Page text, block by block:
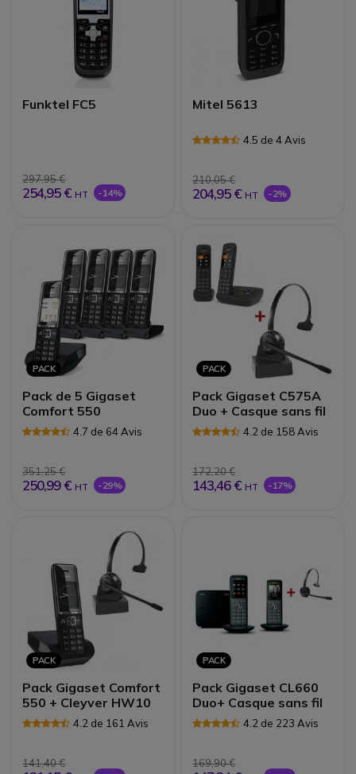
Funktel FC5
297,95 €
254,95 € HT -14%
Mitel 5613
4.5 de 4 Avis
210,05 €
204,95 € HT -2%
PACK
Pack de 5 Gigaset
Comfort 550
4.7 de 64 Avis
351,25 €
250,99 € HT -29%
PACK
Pack Gigaset C575A
Duo + Casque sans fil
4.2 de 158 Avis
172,20 €
143,46 € HT -17%
PACK
Pack Gigaset Comfort
550 + Cleyver HW10
4.2 de 161 Avis
141,40 €
PACK
Pack Gigaset CL660
Duo+ Casque sans fil
4.2 de 223 Avis
169,90 €